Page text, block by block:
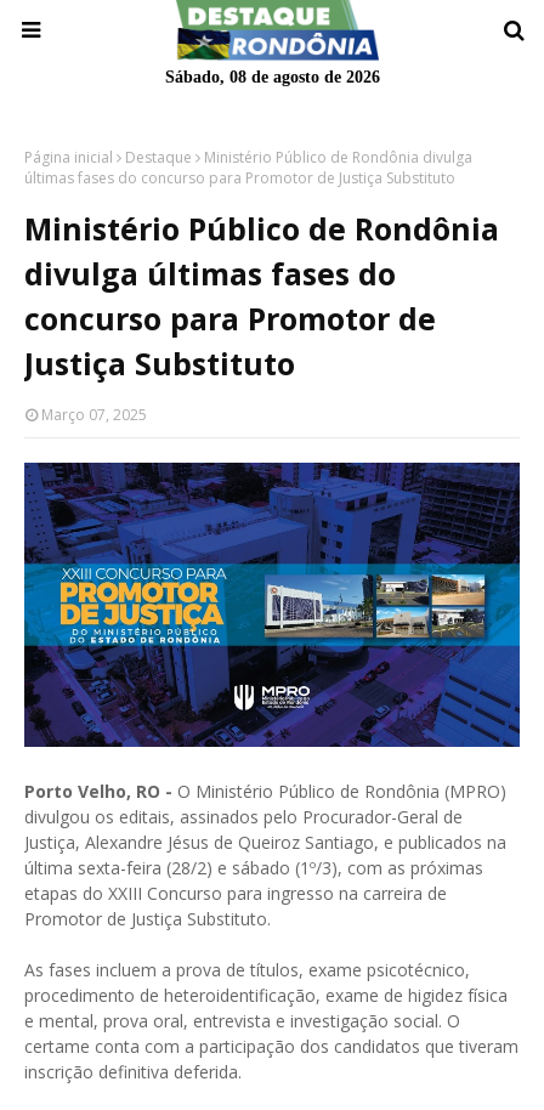
Sábado, 08 de agosto de 2026
Página inicial Destaque
Ministério Público de Rondônia divulga
últimas fases do concurso para Promotor de Justiça Substituto
Ministério Público de Rondônia
divulga últimas fases do
concurso para Promotor de
Justiça Substituto
Março 07, 2025
Porto Velho, RO - O Ministério Público de Rondônia (MPRO)
divulgou os editais, assinados pelo Procurador-Geral de
Justiça, Alexandre Jésus de Queiroz Santiago, e publicados na
última sexta-feira (28/2) e sábado (1º/3), com as próximas
etapas do XXIII Concurso para ingresso na carreira de
Promotor de Justiça Substituto.
As fases incluem a prova de títulos, exame psicotécnico,
procedimento de heteroidentificação, exame de higidez física
e mental, prova oral, entrevista e investigação social. O
certame conta com a participação dos candidatos que tiveram
inscrição definitiva deferida.